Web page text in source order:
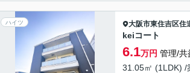
ハイツ 大阪市東住吉区住
keiコート
6.1万円 管理/共
31.05㎡ (1LDK) /